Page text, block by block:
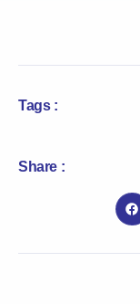
Tags :
Share :